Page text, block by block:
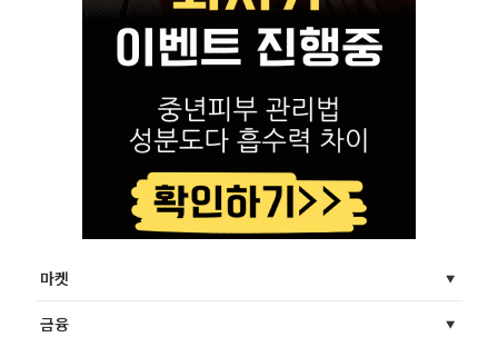
마켓
금융